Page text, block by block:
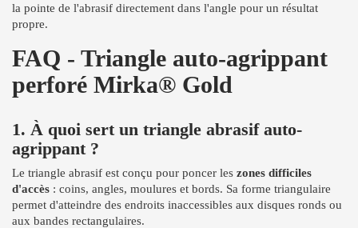
la pointe de l'abrasif directement dans l'angle pour un résultat
propre.
FAQ - Triangle auto-agrippant
perforé Mirka® Gold
1. À quoi sert un triangle abrasif auto-
agrippant ?
Le triangle abrasif est conçu pour poncer les zones difficiles
d'accès : coins, angles, moulures et bords. Sa forme triangulaire
permet d'atteindre des endroits inaccessibles aux disques ronds ou
aux bandes rectangulaires.